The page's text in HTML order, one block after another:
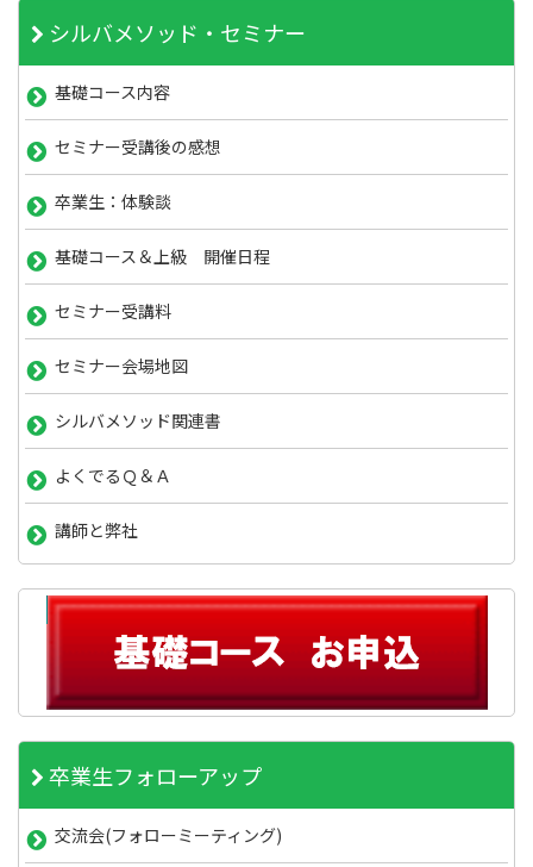
シルバメソッド・セミナー
基礎コース内容
セミナー受講後の感想
卒業生：体験談
基礎コース＆上級 開催日程
セミナー受講料
セミナー会場地図
シルバメソッド関連書
よくでるＱ＆Ａ
講師と弊社
卒業生フォローアップ
交流会(フォローミーティング)